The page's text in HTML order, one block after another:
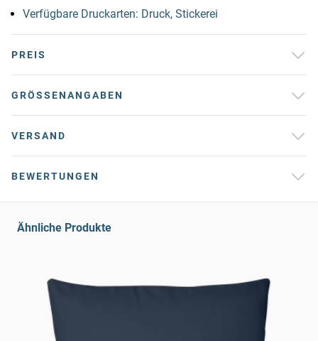
Verfügbare Druckarten: Druck, Stickerei
PREIS
GRÖSSENANGABEN
VERSAND
BEWERTUNGEN
Ähnliche Produkte